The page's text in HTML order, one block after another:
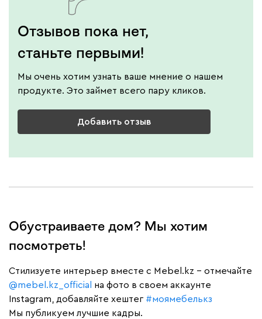
Отзывов пока нет,
станьте первыми!
Мы очень хотим узнать ваше мнение о нашем
продукте. Это займет всего пару кликов.
Добавить отзыв
Обустраиваете дом? Мы хотим
посмотреть!
Cтилизуете интерьер вместе с Mebel.kz – отмечайте
@mebel.kz_official
на фото в своем аккаунте
Instagram, добавляйте хештег #моямебелькз
Мы публикуем лучшие кадры.